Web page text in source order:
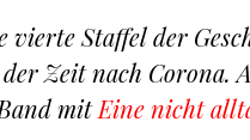
vierte Staffel der
Zeit nach Corona.
mitEine nicht